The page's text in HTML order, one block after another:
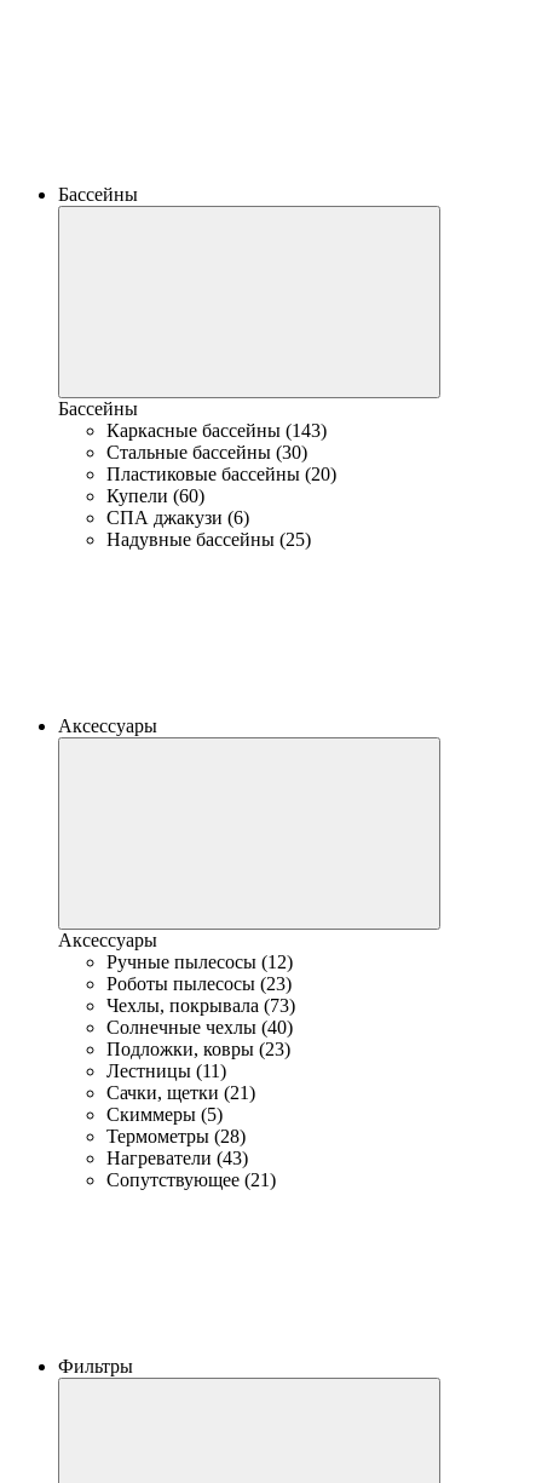
Бассейны
Бассейны
Каркасные бассейны (143)
Стальные бассейны (30)
Пластиковые бассейны (20)
Купели (60)
СПА джакузи (6)
Надувные бассейны (25)
Аксессуары
Аксессуары
Ручные пылесосы (12)
Роботы пылесосы (23)
Чехлы, покрывала (73)
Солнечные чехлы (40)
Подложки, ковры (23)
Лестницы (11)
Сачки, щетки (21)
Скиммеры (5)
Термометры (28)
Нагреватели (43)
Сопутствующее (21)
Фильтры